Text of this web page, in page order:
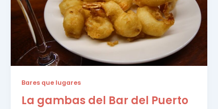
Bares que lugares
La gambas del Bar del Puerto